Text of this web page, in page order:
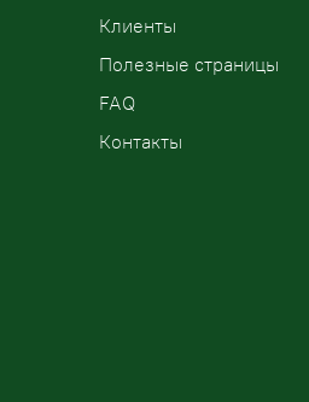
Клиенты
Полезные страницы
FAQ
Контакты